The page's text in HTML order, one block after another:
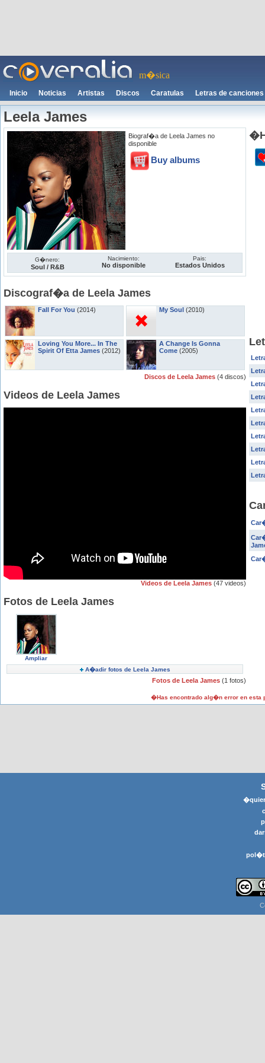
m�sica
Inicio Noticias Artistas Discos Caratulas Letras de canciones
Leela James
Biograf�a de Leela James no
disponible
Buy albums
G�nero:
Soul / R&B
Nacimiento:
No disponible
Pais:
Estados Unidos
Discograf�a de Leela James
Fall For You (2014)
Loving You More... In The
Spirit Of Etta James (2012)
My Soul (2010)
A Change Is Gonna
Come (2005)
Discos de Leela James (4 discos)
Videos de Leela James
Videos de Leela James (47 videos)
Fotos de Leela James
Ampliar
A�adir fotos de Leela James
Fotos de Leela James (1 fotos)
�Has encontrado alg�n error en esta